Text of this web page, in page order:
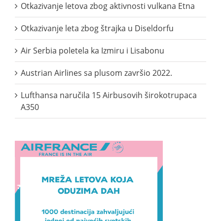
Otkazivanje letova zbog aktivnosti vulkana Etna
Otkazivanje leta zbog štrajka u Diseldorfu
Air Serbia poletela ka Izmiru i Lisabonu
Austrian Airlines sa plusom završio 2022.
Lufthansa naručila 15 Airbusovih širokotrupaca
A350